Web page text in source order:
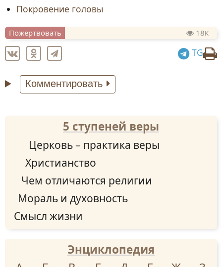
Покровение головы
Пожертвовать 18K
TG
Комментировать
5 ступеней веры
Церковь – практика веры
Христианство
Чем отличаются религии
Мораль и духовность
Смысл жизни
Энциклопедия